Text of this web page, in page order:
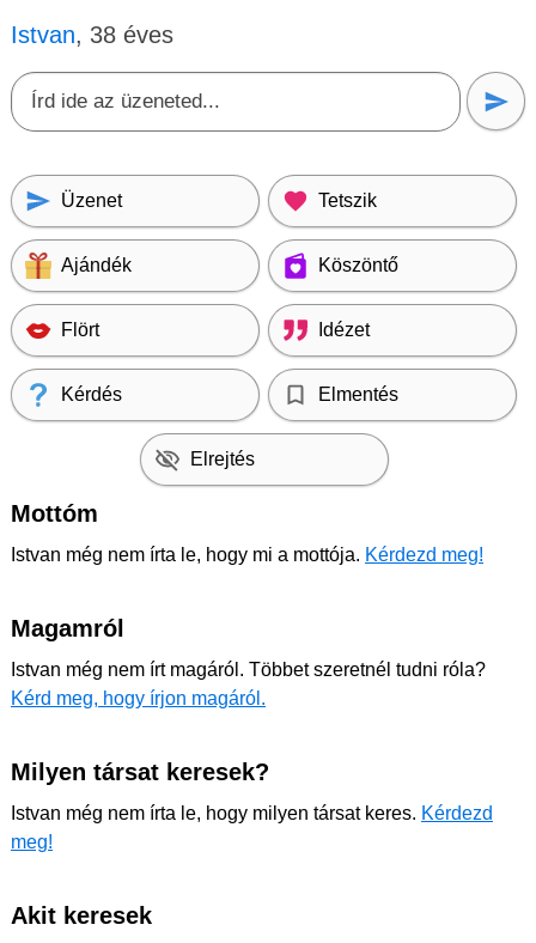
Istvan, 38 éves
Üzenet Tetszik
Ajándék Köszöntő
Flört Idézet
Kérdés Elmentés
Elrejtés
Mottóm
Istvan még nem írta le, hogy mi a mottója. Kérdezd meg!
Magamról
Istvan még nem írt magáról. Többet szeretnél tudni róla?
Kérd meg, hogy írjon magáról.
Milyen társat keresek?
Istvan még nem írta le, hogy milyen társat keres. Kérdezd
meg!
Akit keresek